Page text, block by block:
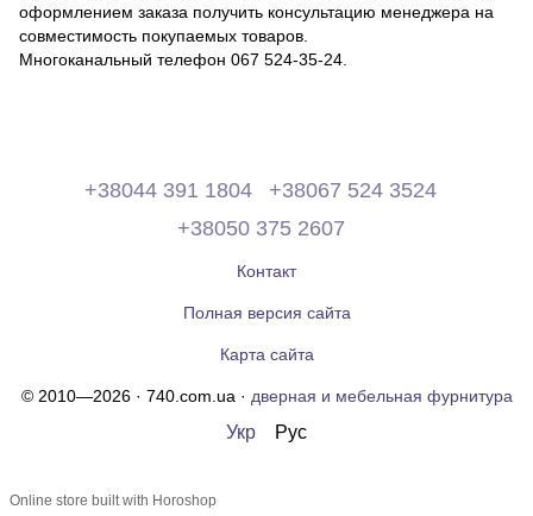
оформлением заказа получить консультацию менеджера на
совместимость покупаемых товаров.
Многоканальный телефон 067 524-35-24.
+38044 391 1804
+38067 524 3524
+38050 375 2607
Контакт
Полная версия сайта
Карта сайта
© 2010—2026 · 740.com.ua · дверная и мебельная фурнитура
Укр Рус
Online store built with Horoshop